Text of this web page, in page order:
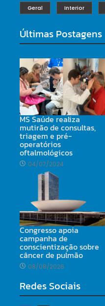
Geral Interior
Últimas Postagens
MS Saúde realiza
mutirão de consultas,
triagem e pré-
operatórios
oftalmológicos
04/07/2024
Congresso apoia
campanha de
conscientização sobre
câncer de pulmão
08/08/2026
Redes Sociais